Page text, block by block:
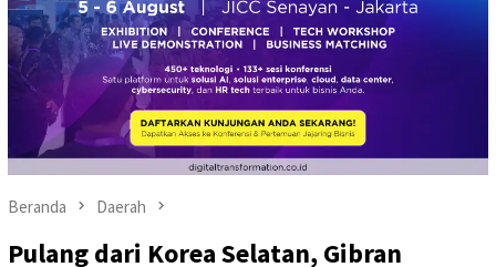
Beranda Daerah
Pulang dari Korea Selatan, Gibran